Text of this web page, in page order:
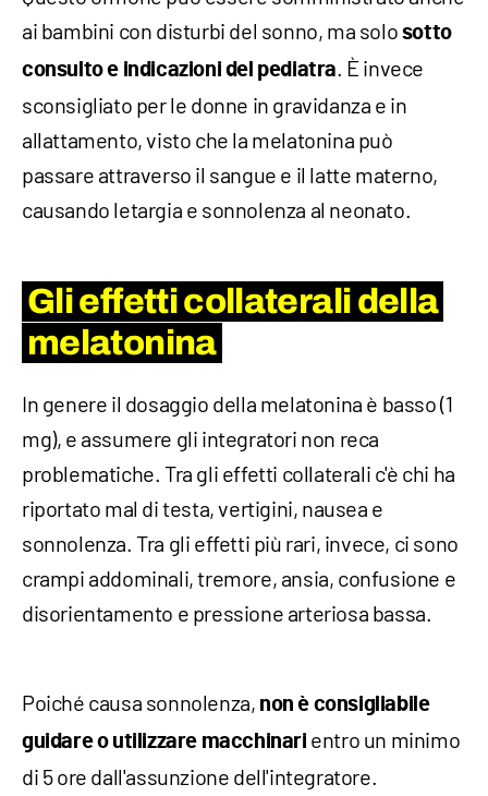
ai bambini con disturbi del sonno, ma solo sotto
consulto e indicazioni del pediatra . È invece
sconsigliato per le donne in gravidanza e in
allattamento, visto che la melatonina può
passare attraverso il sangue e il latte materno,
causando letargia e sonnolenza al neonato.
Gli effetti collaterali della
melatonina
In genere il dosaggio della melatonina è basso (1
mg), e assumere gli integratori non reca
problematiche. Tra gli effetti collaterali c'è chi ha
riportato mal di testa, vertigini, nausea e
sonnolenza. Tra gli effetti più rari, invece, ci sono
crampi addominali, tremore, ansia, confusione e
disorientamento e pressione arteriosa bassa.
Poiché causa sonnolenza, non è consigliabile
guidare o utilizzare macchinari entro un minimo
di 5 ore dall'assunzione dell'integratore.